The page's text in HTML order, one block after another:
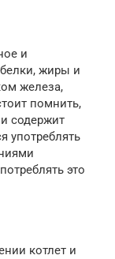
и
жиры и
железа,
помнить,
содержит
употреблять
это
котлет и